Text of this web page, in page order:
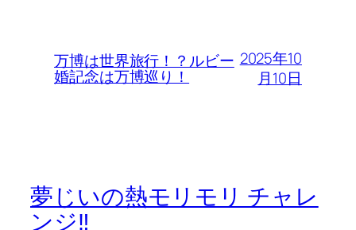
万博は世界旅行！？ルビー
婚記念は万博巡り！
2025年10
月10日
夢じいの熱モリモリ チャレ
ンジ‼